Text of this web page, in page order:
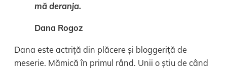
mă deranja.
Dana Rogoz
Dana este actriță din plăcere și bloggeriță de
meserie. Mămică în primul rând. Unii o știu de când